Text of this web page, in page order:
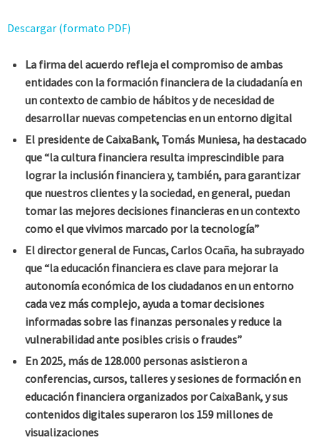
Descargar (formato PDF)
La firma del acuerdo refleja el compromiso de ambas
entidades con la formación financiera de la ciudadanía en
un contexto de cambio de hábitos y de necesidad de
desarrollar nuevas competencias en un entorno digital
El presidente de CaixaBank, Tomás Muniesa, ha destacado
que “la cultura financiera resulta imprescindible para
lograr la inclusión financiera y, también, para garantizar
que nuestros clientes y la sociedad, en general, puedan
tomar las mejores decisiones financieras en un contexto
como el que vivimos marcado por la tecnología”
El director general de Funcas, Carlos Ocaña, ha subrayado
que “la educación financiera es clave para mejorar la
autonomía económica de los ciudadanos en un entorno
cada vez más complejo, ayuda a tomar decisiones
informadas sobre las finanzas personales y reduce la
vulnerabilidad ante posibles crisis o fraudes”
En 2025, más de 128.000 personas asistieron a
conferencias, cursos, talleres y sesiones de formación en
educación financiera organizados por CaixaBank, y sus
contenidos digitales superaron los 159 millones de
visualizaciones